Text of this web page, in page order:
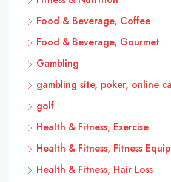
Food & Beverage, Coffee
Food & Beverage, Gourmet
Gambling
gambling site, poker, online
golf
Health & Fitness, Exercise
Health & Fitness, Fitness
Health & Fitness, Hair Loss